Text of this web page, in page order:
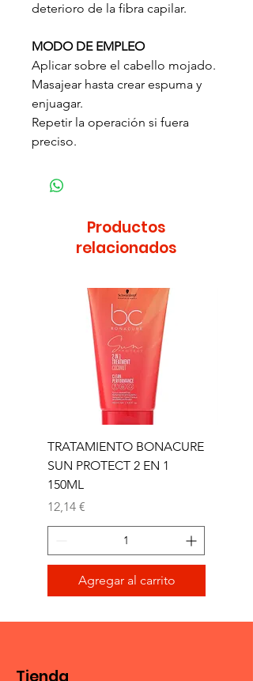
deterioro de la fibra capilar.
MODO DE EMPLEO
Aplicar sobre el cabello mojado.
Masajear hasta crear espuma y
enjuagar.
Repetir la operación si fuera
preciso.
Productos
relacionados
TRATAMIENTO BONACURE
SUN PROTECT 2 EN 1
150ML
Precio
12,14 €
Agregar al carrito
Tienda